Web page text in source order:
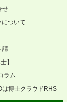
せ
について
請
】
ラム
は博士クラウドRHS